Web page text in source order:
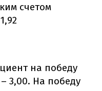
счетом
на победу
3,00. На победу